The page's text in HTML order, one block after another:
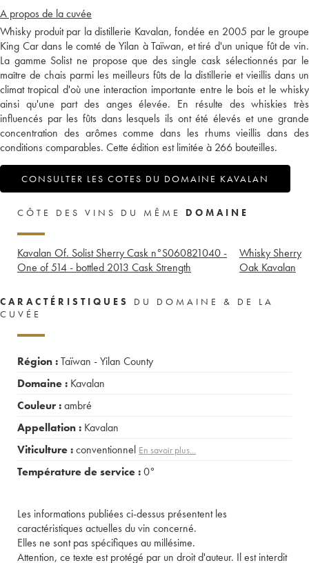
A propos de la cuvée
Whisky produit par la distillerie Kavalan, fondée en 2005 par le groupe
King Car dans le comté de Yilan à Taïwan, et tiré d'un unique fût de vin.
La gamme Solist ne propose que des single cask sélectionnés par le
maître de chais parmi les meilleurs fûts de la distillerie et vieillis dans un
climat tropical d'où une interaction importante entre le bois et le whisky
ainsi qu'une part des anges élevée. En résulte des whiskies très
influencés par les fûts dans lesquels ils ont été élevés et une grande
concentration des arômes comme dans les rhums vieillis dans des
conditions comparables. Cette édition est limitée à 266 bouteilles.
CONSULTER LES COTES DU DOMAINE KAVALAN
CÔTE DES VINS DU MÊME DOMAINE
Kavalan Of. Solist Sherry Cask n°S060821040 -
One of 514 - bottled 2013 Cask Strength
Whisky Sherry
Oak Kavalan
CARACTÉRISTIQUES
DU DOMAINE & DE LA
CUVÉE
Région :Taïwan - Yilan County
Domaine : Kavalan
Couleur :ambré
Appellation : Kavalan
Viticulture :conventionnel En savoir plus...
Température de service :0°
Les informations publiées ci-dessus présentent les
caractéristiques actuelles du vin concerné.
Elles ne sont pas spécifiques au millésime.
Attention, ce texte est protégé par un droit d'auteur. Il est interdit